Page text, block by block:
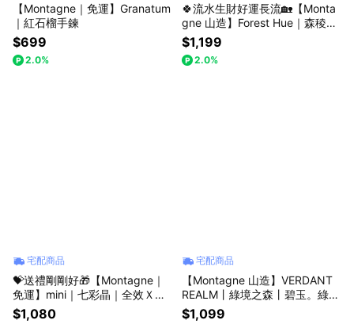
【Montagne｜免運】Granatum
｜紅石榴手鍊
$699
2.0%
🍀流水生財好運長流🏡【Monta
gne 山造】Forest Hue｜森稜綠
｜葡萄石。水草瑪瑙（寶貝款已
贈完）
$1,199
2.0%
宅配商品
💝送禮剛剛好🎁【Montagne｜
免運】mini｜七彩晶｜全效Ｘ綜
合
$1,080
宅配商品
【Montagne 山造】VERDANT
REALM丨綠境之森丨碧玉。綠草
莓晶手鍊
$1,099